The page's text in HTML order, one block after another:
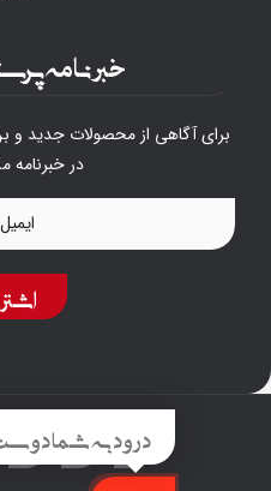
خبرنامه
برای آگاهی از محصولات جدید
در
درود به شما